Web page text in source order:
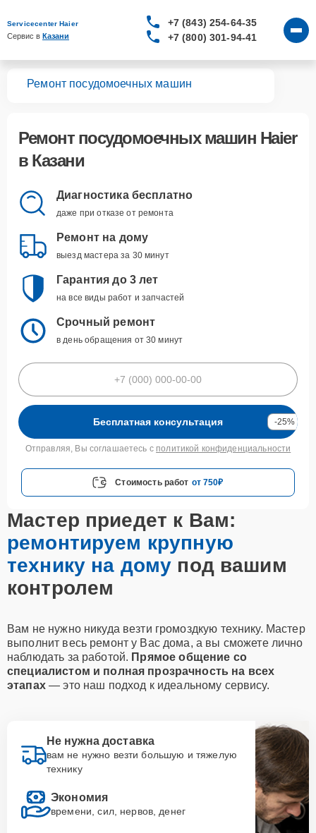
Servicecenter Haier
Сервис в Казани
+7 (843) 254-64-35
+7 (800) 301-94-41
Ремонт посудомоечных машин
Ремонт посудомоечных машин Haier
в Казани
Диагностика бесплатно
даже при отказе от ремонта
Ремонт на дому
выезд мастера за 30 минут
Гарантия до 3 лет
на все виды работ и запчастей
Срочный ремонт
в день обращения от 30 минут
Бесплатная консультация -25%
Отправляя, Вы соглашаетесь с политикой конфиденциальности
Стоимость работ от 750₽
Мастер приедет к Вам:
ремонтируем крупную
технику на дому под вашим
контролем
Вам не нужно никуда везти громоздкую технику. Мастер
выполнит весь ремонт у Вас дома, а вы сможете лично
наблюдать за работой. Прямое общение со
специалистом и полная прозрачность на всех
этапах— это наш подход к идеальному сервису.
Не нужна доставка
вам не нужно везти большую и тяжелую
технику
Экономия
времени, сил, нервов, денег